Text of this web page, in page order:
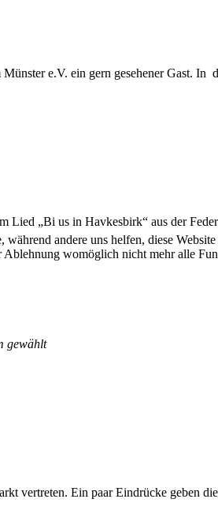
e.V. ein gern gesehener Gast. In
Lied „Bi us in Havkesbirk“ aus der
gewählt
vertreten. Ein paar Eindrücke geben
andere uns helfen, diese
womöglich nicht mehr alle